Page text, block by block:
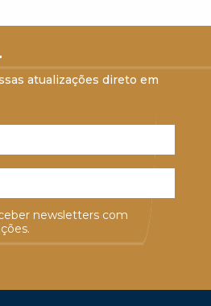
atualizações direto em
newsletters com